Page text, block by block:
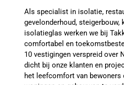
Als specialist in isolatie,
gevelonderhoud,
isolatieglas werken we bij
comfortabel en
10 vestigingen verspreid over
dicht bij onze klanten en
het leefcomfort van bewoners